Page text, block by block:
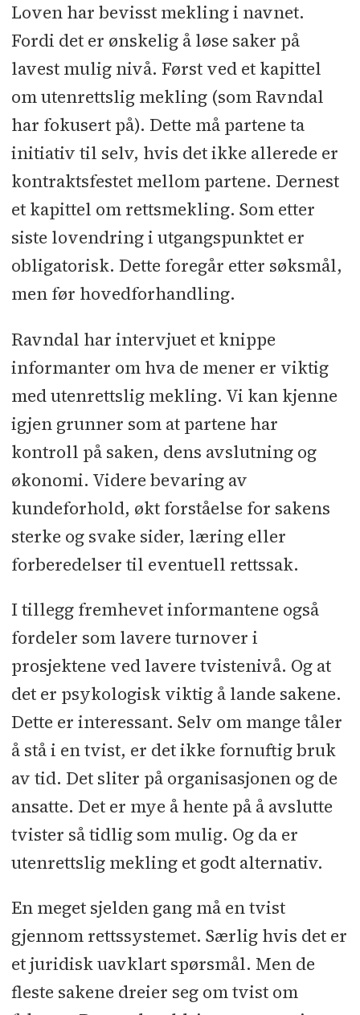
Loven har bevisst mekling i navnet.
Fordi det er ønskelig å løse saker på
lavest mulig nivå. Først ved et kapittel
om utenrettslig mekling (som Ravndal
har fokusert på). Dette må partene ta
initiativ til selv, hvis det ikke allerede er
kontraktsfestet mellom partene. Dernest
et kapittel om rettsmekling. Som etter
siste lovendring i utgangspunktet er
obligatorisk. Dette foregår etter søksmål,
men før hovedforhandling.
Ravndal har intervjuet et knippe
informanter om hva de mener er viktig
med utenrettslig mekling. Vi kan kjenne
igjen grunner som at partene har
kontroll på saken, dens avslutning og
økonomi. Videre bevaring av
kundeforhold, økt forståelse for sakens
sterke og svake sider, læring eller
forberedelser til eventuell rettssak.
I tillegg fremhevet informantene også
fordeler som lavere turnover i
prosjektene ved lavere tvistenivå. Og at
det er psykologisk viktig å lande sakene.
Dette er interessant. Selv om mange tåler
å stå i en tvist, er det ikke fornuftig bruk
av tid. Det sliter på organisasjonen og de
ansatte. Det er mye å hente på å avslutte
tvister så tidlig som mulig. Og da er
utenrettslig mekling et godt alternativ.
En meget sjelden gang må en tvist
gjennom rettssystemet. Særlig hvis det er
et juridisk uavklart spørsmål. Men de
fleste sakene dreier seg om tvist om